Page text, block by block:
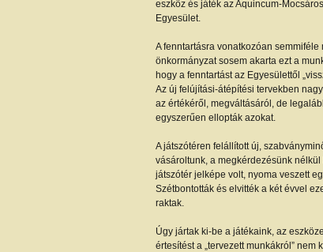
eszköz és játék az Aquincum-
Egyesület.
A fenntartásra vonatkozóan
önkormányzat sosem akarta ezt a
hogy a fenntartást az Egyesülettől
Az új felújítási-átépítési tervekben
az értékéről, megváltásáról, de
egyszerűen ellopták azokat.
A játszótéren felállított új,
vásároltunk, a megkérdezésünk
játszótér jelképe volt, nyoma veszett
Szétbontották és elvitték a két évvel
raktak.
Úgy jártak ki-be a játékaink, az
értesítést a „tervezett munkákról”